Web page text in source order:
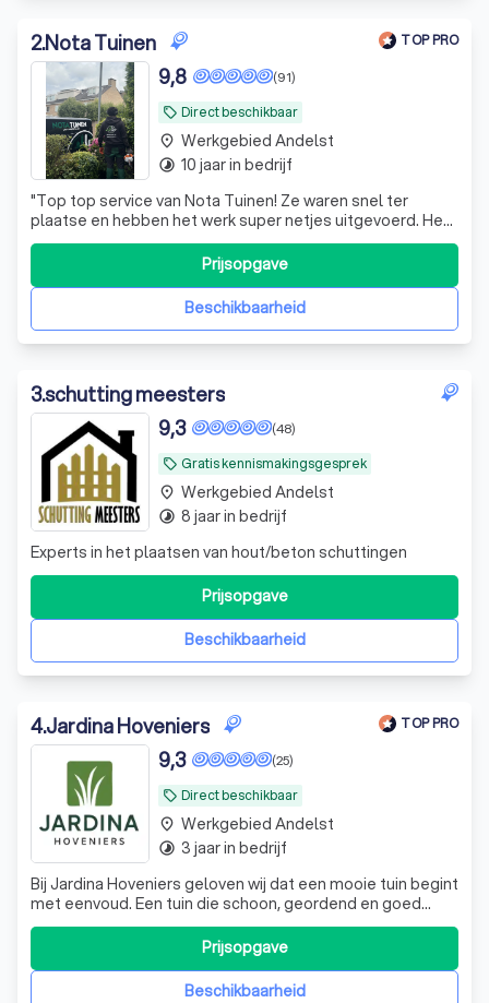
2.Nota Tuinen TOP PRO
local_offer Direct beschikbaar
(91)
9,8
"Top top service van Nota Tuinen! Ze waren snel ter
plaatse en hebben het werk super netjes uitgevoerd. Het
team bestond uit beleefde en nette mannen die duidelijk
weten wat ze doen. Zeker een aanrader!!!
Beschikbaarheid
Prijsopgave
place Werkgebied Andelst
timelapse 10 jaar in bedrijf
3.schutting meesters
local_offer Gratis kennismakingsgesprek
(48)
9,3
Experts in het plaatsen van hout/beton schuttingen
Beschikbaarheid
Prijsopgave
place Werkgebied Andelst
timelapse 8 jaar in bedrijf
4.Jardina Hoveniers TOP PRO
local_offer Direct beschikbaar
(25)
9,3
Bij Jardina Hoveniers geloven wij dat een mooie tuin begint
met eenvoud. Een tuin die schoon, geordend en goed
onderhouden is. Regelmatig onderhoud vormt de basis
van ons werk. Het brengt een tuin tot leven en geeft rust
in elke maand van het jaar. Wij zijn een hecht en ervaren
team met plezier in
Beschikbaarheid
Prijsopgave
place Werkgebied Andelst
timelapse 3 jaar in bedrijf